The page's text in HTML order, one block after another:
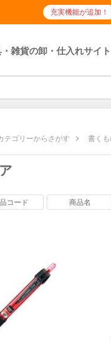
充実機能が追加！
雑貨の卸・仕入れサイ
テゴリーからさがす 書く
コード 商品名